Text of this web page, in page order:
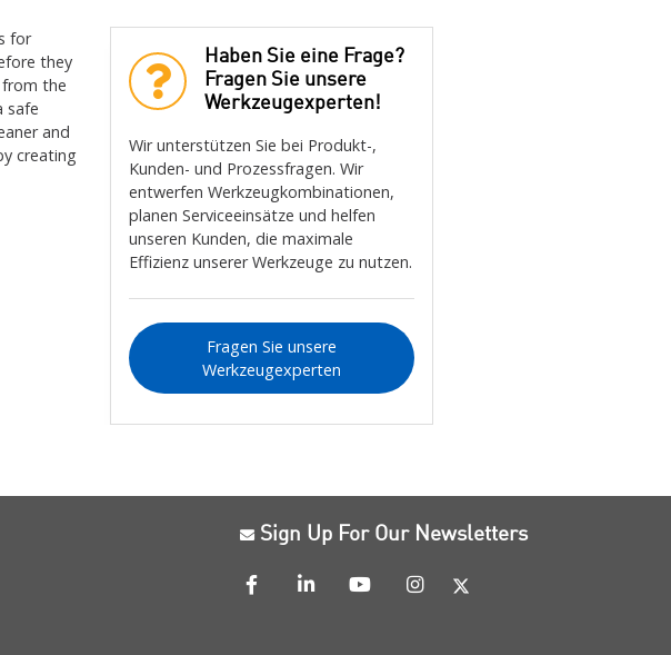
for
they
the
safe
and
creating
Haben Sie eine Frage?
Fragen Sie unsere
Werkzeugexperten!
Wir unterstützen Sie bei Produkt-,
Kunden- und Prozessfragen. Wir
entwerfen Werkzeugkombinationen,
planen Serviceeinsätze und helfen
unseren Kunden, die maximale
Effizienz unserer Werkzeuge zu nutzen.
Fragen Sie unsere
Werkzeugexperten
Sign Up For Our Newsletters